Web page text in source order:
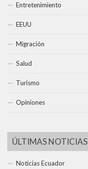
Entretenimiento
EEUU
Migración
Salud
Turismo
Opiniones
ÚLTIMAS NOTICIAS
Noticias Ecuador